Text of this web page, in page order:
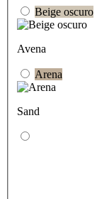
Beige oscuro
Avena
Arena
Sand